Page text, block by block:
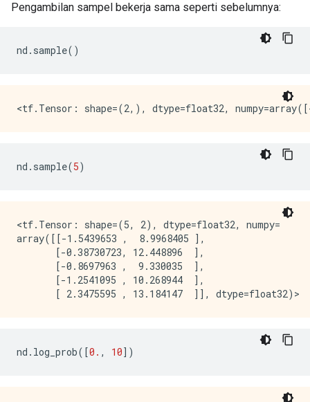
Pengambilan sampel bekerja sama seperti sebelumnya:
nd . sample()
nd . sample(5)
<tf.Tensor: shape=(5, 2), dtype=float32, numpy=
array([[-1.5439653 ,  8.9968405 ],
       [-0.38730723, 12.448896  ],
       [-0.8697963 ,  9.330035  ],
       [-1.2541095 , 10.268944  ],
nd . log_prob([0. , 10])